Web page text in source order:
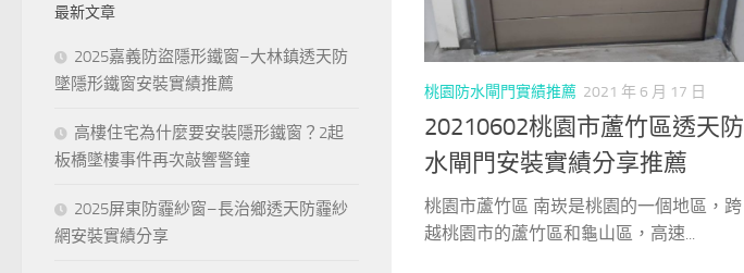
桃園防水閘門實績推薦 2021 年 6 月 17 日
20210602桃園市蘆竹區透天防
水閘門安裝實績分享推薦
桃園市蘆竹區 南崁是桃園的一個地區，跨
越桃園市的蘆竹區和龜山區，高速...
字:
最新文章
2025嘉義防盜隱形鐵窗–大林鎮透天防
墜隱形鐵窗安裝實績推薦
高樓住宅為什麼要安裝隱形鐵窗？2起
板橋墜樓事件再次敲響警鐘
2025屏東防霾紗窗–長治鄉透天防霾紗
網安裝實績分享